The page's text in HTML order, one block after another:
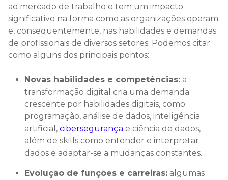
ao mercado de trabalho e tem um impacto
significativo na forma como as organizações operam
e, consequentemente, nas habilidades e demandas
de profissionais de diversos setores. Podemos citar
como alguns dos principais pontos:
Novas habilidades e competências: a
transformação digital cria uma demanda
crescente por habilidades digitais, como
programação, análise de dados, inteligência
artificial, cibersegurança e ciência de dados,
além de skills como entender e interpretar
dados e adaptar-se a mudanças constantes.
Evolução de funções e carreiras: algumas